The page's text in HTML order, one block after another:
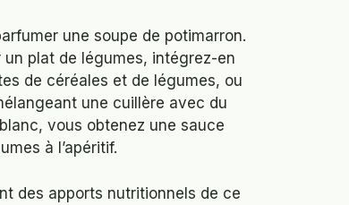
une soupe de potimarron.
plat de légumes, intégrez-en
de céréales et de légumes, ou
une cuillère avec du
vous obtenez une sauce
à l’apéritif.
des apports nutritionnels de ce